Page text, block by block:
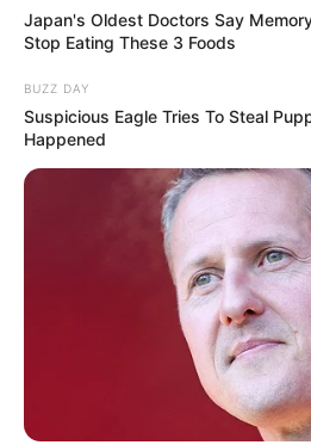
Japan's Oldest Doctors Say
Stop Eating These 3 Foods
BUZZ DAY
Suspicious Eagle Tries To Steal
Happened